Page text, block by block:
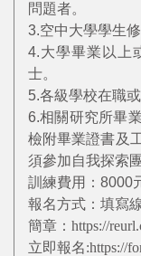
問題者。
3.空中大學學生
4.大學畢業以上
士。
5.各級學校在職或
6.相關研究所畢
檢附畢業證書及
須參加自我探索團
訓練費用：8000
報名方式：填寫
簡章： https://
立即報名:https://